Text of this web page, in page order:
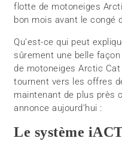
flotte de motoneiges
bon mois avant le congé
Qu’est-ce qui peut
sûrement une belle
de motoneiges Arctic
tournent vers les offres
maintenant de plus près
annonce aujourd’hui :
Le système